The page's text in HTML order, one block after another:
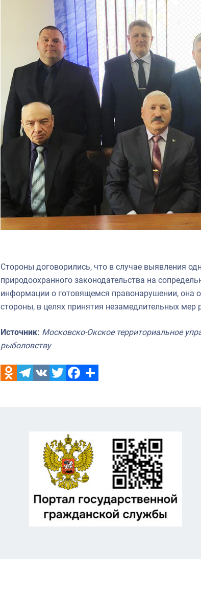
Стороны договорились, что в случае выявления
природоохранного законодательства на
информации о готовящемся правонарушении, она
стороны, в целях принятия незамедлительных мер
Источник: Московско-Окское территориальное
рыболовству